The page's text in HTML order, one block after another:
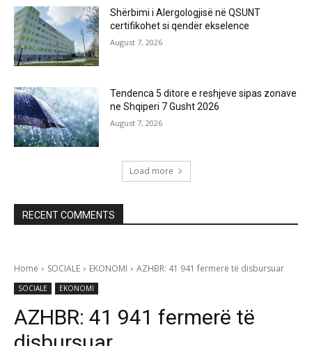
Shërbimi i Alergologjisë në QSUNT
certifikohet si qendër ekselence
August 7, 2026
Tendenca 5 ditore e reshjeve sipas zonave
ne Shqiperi 7 Gusht 2026
August 7, 2026
Load more
RECENT COMMENTS